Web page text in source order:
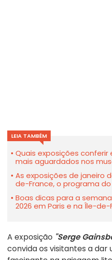
LEIA TAMBÉM
Quais exposições conferir
mais aguardados nos
As exposições de janeiro
de-France, o programa
Boas dicas para a
2026 em Paris e na Île-de-
A exposição "Serge
convida os visitantes a dar